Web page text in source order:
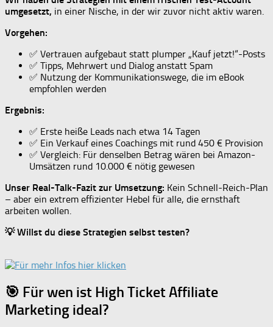
umgesetzt, in einer Nische, in der wir zuvor nicht aktiv waren.
Vorgehen:
✅ Vertrauen aufgebaut statt plumper „Kauf jetzt!“-Posts
✅ Tipps, Mehrwert und Dialog anstatt Spam
✅ Nutzung der Kommunikationswege, die im eBook
empfohlen werden
Ergebnis:
✅ Erste heiße Leads nach etwa 14 Tagen
✅ Ein Verkauf eines Coachings mit rund 450 € Provision
✅ Vergleich: Für denselben Betrag wären bei Amazon-
Umsätzen rund 10.000 € nötig gewesen
Unser Real-Talk-Fazit zur Umsetzung: Kein Schnell-Reich-Plan
– aber ein extrem effizienter Hebel für alle, die ernsthaft
arbeiten wollen.
💡 Willst du diese Strategien selbst testen?
🎯 Für wen ist High Ticket Affiliate
Marketing ideal?